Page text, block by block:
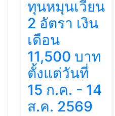
ทุนหมุนเวียน
2 อัตรา เงิน
เดือน
11,500 บาท
ตั้งแต่วันที่
15 ก.ค. - 14
ส.ค. 2569